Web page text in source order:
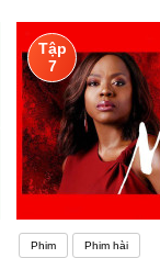
Tập
7
Phim Phim hài